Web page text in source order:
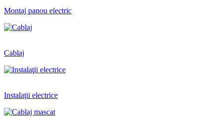
Montaj panou electric
Cablaj
Instalaţii electrice